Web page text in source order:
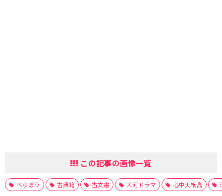
この記事の画像一覧
べらぼう 古典籍 古文書 大河ドラマ 心中天網島